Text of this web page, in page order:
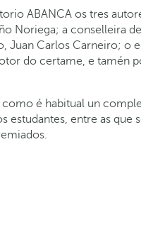
ABANCA os tres
Noriega; a conselleira
Juan Carlos Carneiro; o
do certame, e tamén
é habitual un
estudantes, entre as que